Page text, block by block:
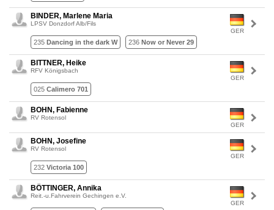
GER
BINDER, Marlene Maria
LPSV Donzdorf Alb/Fils
235 Dancing in the dark W 236 Now or Never 29
GER
BITTNER, Heike
RFV Königsbach
025 Calimero 701
GER
BOHN, Fabienne
RV Rotensol
GER
BOHN, Josefine
RV Rotensol
232 Victoria 100
GER
BÖTTINGER, Annika
Reit.-u.Fahrverein Gechingen e.V.